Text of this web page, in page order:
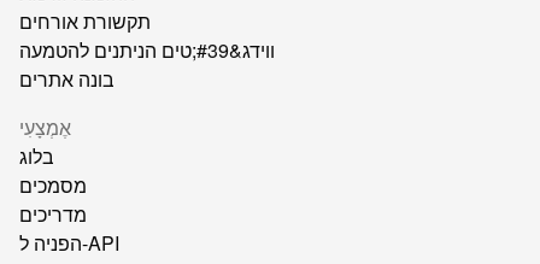
תקשורת אורחים
ווידג&#39;טים הניתנים להטמעה
בונה אתרים
אֶמְצָעִי
בלוג
מסמכים
מדריכים
הפניה ל-API